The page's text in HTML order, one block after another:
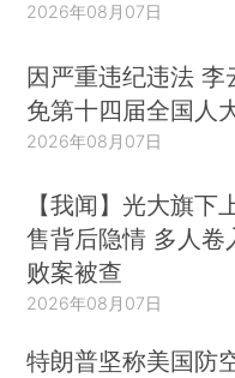
2026年08月07日
因严重违纪违法 李
免第十四届全国人
2026年08月07日
【我闻】光大旗下
售背后隐情 多人卷
败案被查
2026年08月07日
特朗普坚称美国防